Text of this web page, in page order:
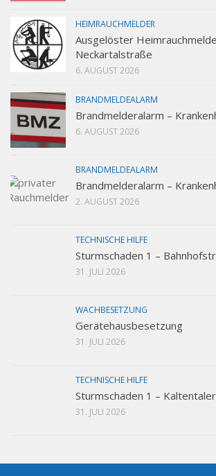
HEIMRAUCHMELDER
Ausgelöster
Neckartalstraße
6. AUGUST 2026
BRANDMELDEALARM
Brandmelderalarm –
6. AUGUST 2026
BRANDMELDEALARM
Brandmelderalarm –
2. AUGUST 2026
TECHNISCHE HILFE
Sturmschaden 1 –
31. JULI 2026
WACHBESETZUNG
Gerätehausbesetzung
31. JULI 2026
TECHNISCHE HILFE
Sturmschaden 1 –
31. JULI 2026